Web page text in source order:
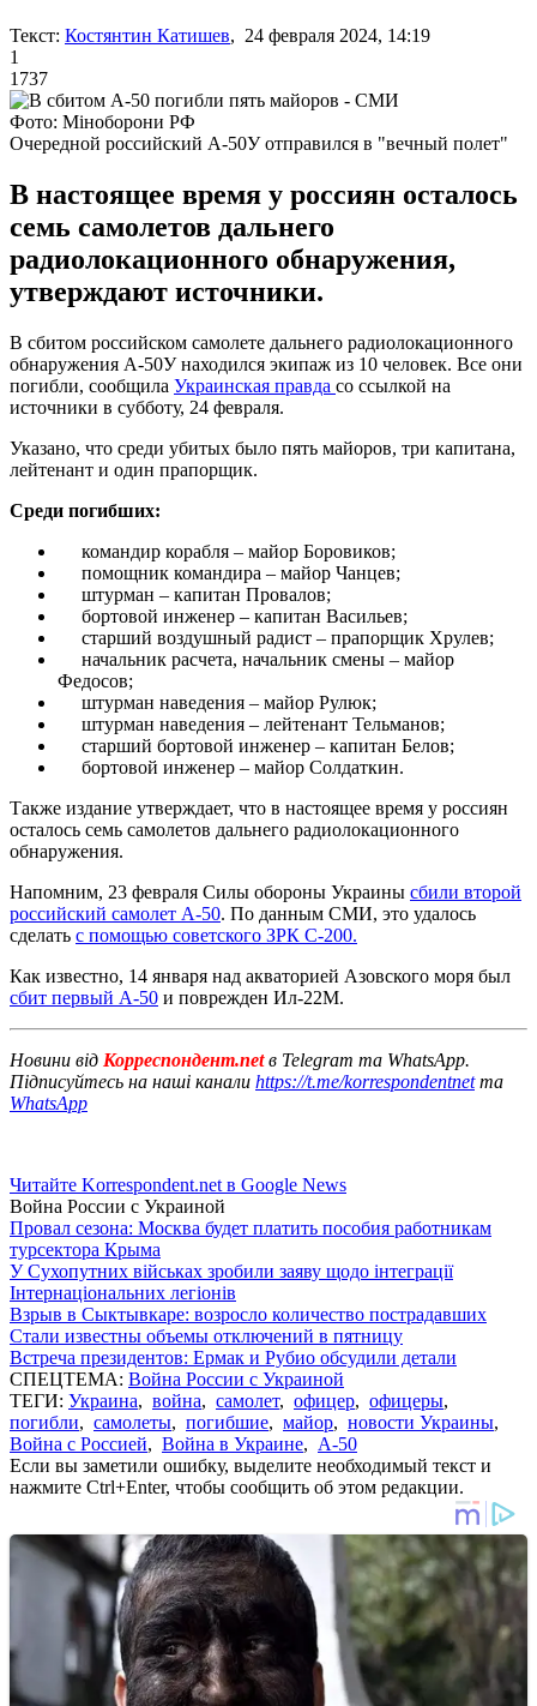
Текст: Костянтин Катишев, 24 февраля 2024, 14:19
1
1737
Фото: Міноборони РФ
Очередной российский А-50У отправился в "вечный полет"
В настоящее время у россиян осталось
семь самолетов дальнего
радиолокационного обнаружения,
утверждают источники.
В сбитом российском самолете дальнего радиолокационного
обнаружения А-50У находился экипаж из 10 человек. Все они
погибли, сообщила Украинская правда со ссылкой на
источники в субботу, 24 февраля.
Указано, что среди убитых было пять майоров, три капитана,
лейтенант и один прапорщик.
Среди погибших:
командир корабля – майор Боровиков;
помощник командира – майор Чанцев;
штурман – капитан Провалов;
бортовой инженер – капитан Васильев;
старший воздушный радист – прапорщик Хрулев;
начальник расчета, начальник смены – майор
Федосов;
штурман наведения – майор Рулюк;
штурман наведения – лейтенант Тельманов;
старший бортовой инженер – капитан Белов;
бортовой инженер – майор Солдаткин.
Также издание утверждает, что в настоящее время у россиян
осталось семь самолетов дальнего радиолокационного
обнаружения.
Напомним, 23 февраля Силы обороны Украины сбили второй
российский самолет А-50. По данным СМИ, это удалось
сделать с помощью советского ЗРК С-200.
Как известно, 14 января над акваторией Азовского моря был
сбит первый А-50 и поврежден Ил-22М.
Новини від Корреспондент.netв Telegram та WhatsApp.
Підписуйтесь на наші канали https://t.me/korrespondentnetта
WhatsApp
Читайте Korrespondent.net в Google News
Война России с Украиной
Провал сезона: Москва будет платить пособия работникам
турсектора Крыма
У Сухопутних військах зробили заяву щодо інтеграції
Інтернаціональних легіонів
Взрыв в Сыктывкаре: возросло количество пострадавших
Стали известны объемы отключений в пятницу
Встреча президентов: Ермак и Рубио обсудили детали
СПЕЦТЕМА: Война России с Украиной
ТЕГИ: Украина, война, самолет, офицер, офицеры,
погибли, самолеты, погибшие, майор, новости Украины,
Война с Россией, Война в Украине, А-50
Если вы заметили ошибку, выделите необходимый текст и
нажмите Ctrl+Enter, чтобы сообщить об этом редакции.